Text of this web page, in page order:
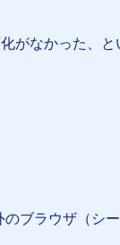
がなかった、
ブラウザ（シ